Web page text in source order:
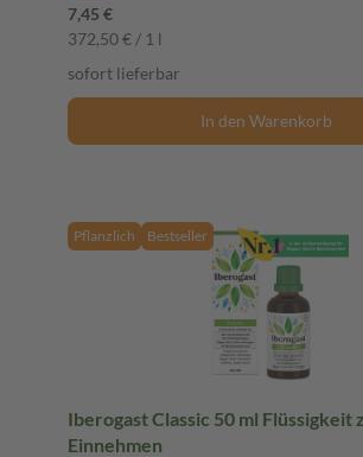
7,45 €
372,50 € / 1 l
sofort lieferbar
In den Warenkorb
Pflanzlich Bestseller
Iberogast Classic 50 ml Flüssigkeit
Einnehmen